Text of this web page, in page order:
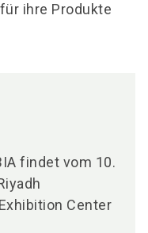
ihre Produkte
findet vom 10.
Center